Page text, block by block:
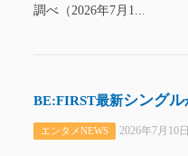
調べ（2026年7月1...
BE:FIRST最新シングル
エンタメNEWS 2026年7月10